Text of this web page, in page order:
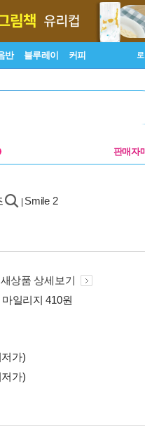
반 블루레이 커피
판매자
Smile 2
새상품 상세보기
일리지 410원
저가)
저가)